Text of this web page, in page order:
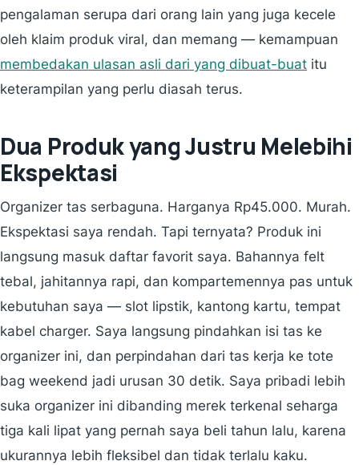
pengalaman serupa dari orang lain yang juga kecele
oleh klaim produk viral, dan memang — kemampuan
membedakan ulasan asli dari yang dibuat-buat itu
keterampilan yang perlu diasah terus.
Dua Produk yang Justru Melebihi
Ekspektasi
Organizer tas serbaguna. Harganya Rp45.000. Murah.
Ekspektasi saya rendah. Tapi ternyata? Produk ini
langsung masuk daftar favorit saya. Bahannya felt
tebal, jahitannya rapi, dan kompartemennya pas untuk
kebutuhan saya — slot lipstik, kantong kartu, tempat
kabel charger. Saya langsung pindahkan isi tas ke
organizer ini, dan perpindahan dari tas kerja ke tote
bag weekend jadi urusan 30 detik. Saya pribadi lebih
suka organizer ini dibanding merek terkenal seharga
tiga kali lipat yang pernah saya beli tahun lalu, karena
ukurannya lebih fleksibel dan tidak terlalu kaku.